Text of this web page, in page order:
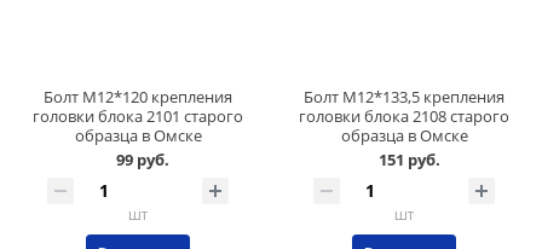
Болт М12*120 крепления
головки блока 2101 старого
образца в Омске
99 руб.
шт
Болт М12*133,5 крепления
головки блока 2108 старого
образца в Омске
151 руб.
шт